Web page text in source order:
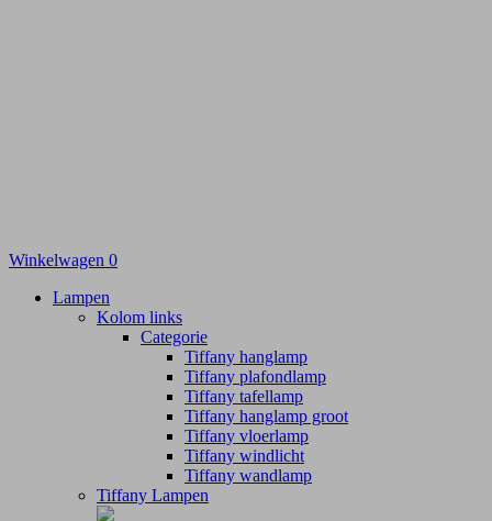
Winkelwagen 0
Lampen
Kolom links
Categorie
Tiffany hanglamp
Tiffany plafondlamp
Tiffany tafellamp
Tiffany hanglamp groot
Tiffany vloerlamp
Tiffany windlicht
Tiffany wandlamp
Tiffany Lampen